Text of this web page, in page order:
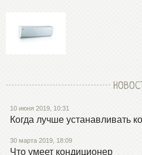
10 июня 2019, 10:31
Когда лучше устанавливать
30 марта 2019, 18:09
Что умеет кондиционер